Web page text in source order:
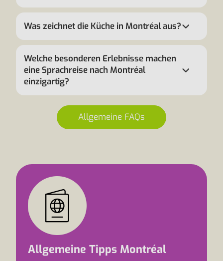
Was zeichnet die Küche in Montréal aus?
Welche besonderen Erlebnisse machen
eine Sprachreise nach Montréal
einzigartig?
Allgemeine FAQs
Allgemeine Tipps Montréal